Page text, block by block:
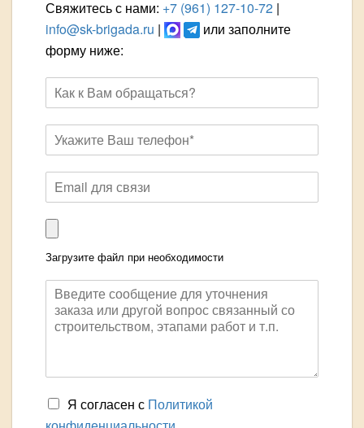
Свяжитесь с нами: +7 (961) 127-10-72 |
info@sk-brigada.ru |
или заполните
форму ниже:
Загрузите файл при необходимости
Я согласен с Политикой